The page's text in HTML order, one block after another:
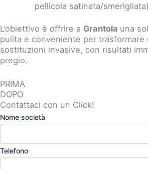
pellicola satinata/smerigliata)
L’obiettivo è offrire a Grantola una
pulita e conveniente per trasformare
sostituzioni invasive, con risultati
pregio.
PRIMA
DOPO
Contattaci con un Click!
Nome società
Telefono